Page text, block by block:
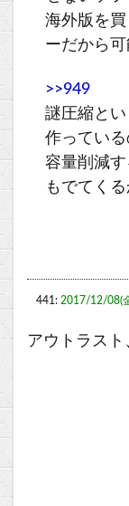
海外版を
ーだから
>>949
謎圧縮と
作ってい
容量削減
もでてく
441: 2017/12/08(
アウトラス